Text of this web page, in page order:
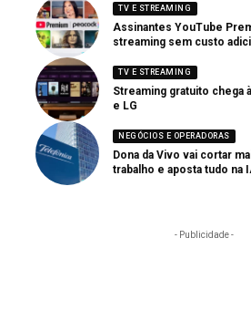
TV E STREAMING
Assinantes YouTube
streaming sem custo
TV E STREAMING
Streaming gratuito chega
e LG
NEGÓCIOS E OPERADORAS
Dona da Vivo vai cortar
trabalho e aposta tudo na
- Publicidade -